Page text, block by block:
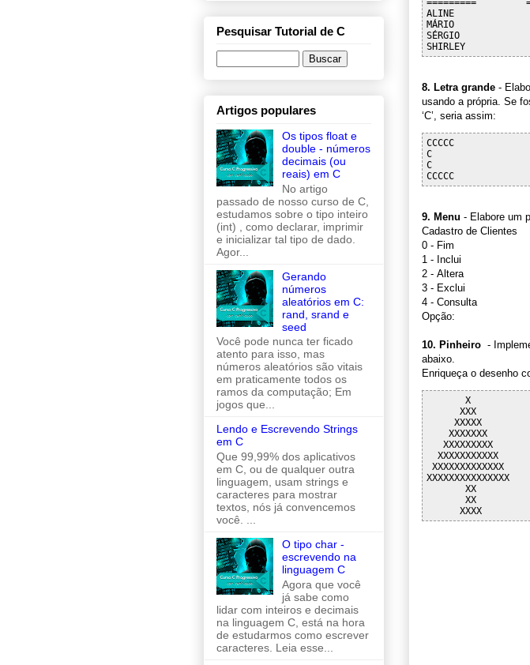
ALINE
MÁRIO
SÉRGIO
8. Letra grande -
usando a própria. Se
‘C’, seria assim:
CCCCC
C
C
9. Menu - Elabore um
Cadastro de Clientes
0 - Fim
1 - Inclui
2 - Altera
3 - Exclui
4 - Consulta
Opção:
10. Pinheiro -
abaixo.
Enriqueça o desenho
       X
      XXX
     XXXXX
    XXXXXXX
   XXXXXXXXX
  XXXXXXXXXXX
XXXXXXXXXXXXX
XXXXXXXXXXXXXXX
       XX
       XX
Pesquisar Tutorial de C
Artigos populares
Os tipos float e
double - números
decimais (ou
reais) em C
No artigo
passado de nosso curso de C,
estudamos sobre o tipo inteiro
(int) , como declarar, imprimir
e inicializar tal tipo de dado.
Agor...
Gerando
números
aleatórios em C:
rand, srand e
seed
Você pode nunca ter ficado
atento para isso, mas
números aleatórios são vitais
em praticamente todos os
ramos da computação; Em
jogos que...
Lendo e Escrevendo Strings
em C
Que 99,99% dos aplicativos
em C, ou de qualquer outra
linguagem, usam strings e
caracteres para mostrar
textos, nós já convencemos
você. ...
O tipo char -
escrevendo na
linguagem C
Agora que você
já sabe como
lidar com inteiros e decimais
na linguagem C, está na hora
de estudarmos como escrever
caracteres. Leia esse...